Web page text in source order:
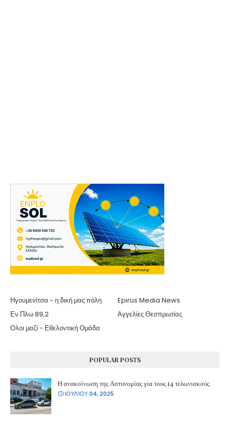
Ηγουμενίτσα - η δική μας πόλη
Epirus Media News
Εν Πλω 89,2
Αγγελίες Θεσπρωτίας
Ολοι μαζί - Εθελοντική Ομάδα
POPULAR POSTS
Η ανακοίνωση της Αστυνομίας για τους 14 τελωνιακούς
ΙΟΥΛΊΟΥ 04, 2025